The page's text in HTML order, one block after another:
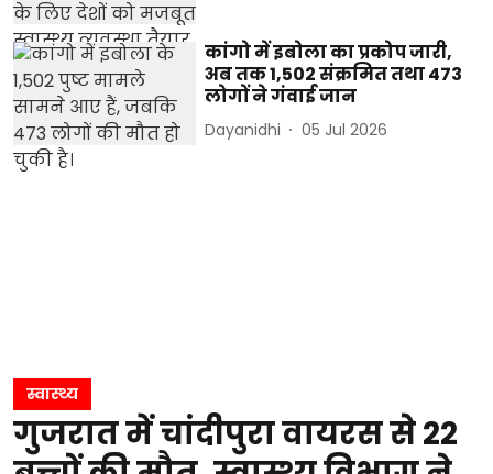
कांगो में इबोला का प्रकोप जारी,
अब तक 1,502 संक्रमित तथा 473
लोगों ने गंवाई जान
Dayanidhi 05 Jul 2026
स्वास्थ्य
गुजरात में चांदीपुरा वायरस से 22